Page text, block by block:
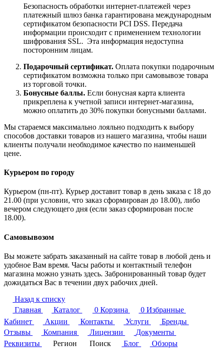
Безопасность обработки интернет-платежей через
платежный шлюз банка гарантирована международным
сертификатом безопасности PCI DSS. Передача
информации происходит с применением технологии
шифрования SSL. Эта информация недоступна
посторонним лицам.
Подарочный сертификат. Оплата покупки подарочным
сертификатом возможна только при самовывозе товара
из торговой точки.
Бонусные баллы. Если бонусная карта клиента
прикреплена к учетной записи интернет-магазина,
можно оплатить до 30% покупки бонусными баллами.
Мы стараемся максимально лояльно подходить к выбору
способов доставки товаров из нашего магазина, чтобы наши
клиенты получали необходимое качество по наименьшей
цене.
Курьером по городу
Курьером (пн-пт). Курьер доставит товар в день заказа с 18 до
21.00 (при условии, что заказ сформирован до 18.00), либо
вечером следующего дня (если заказ сформирован после
18.00).
Самовывозом
Вы можете забрать заказанный на сайте товар в любой день и
удобное Вам время. Часы работы и контактный телефон
магазина можно узнать здесь. Забронированный товар будет
дожидаться Вас в течении двух рабочих дней.
Назад к списку
Главная
Каталог 0 Корзина 0 Избранные
Кабинет
Акции Контакты Услуги
Бренды
Отзывы
Компания Лицензии
Документы
Реквизиты
Регион Поиск Блог
Обзоры